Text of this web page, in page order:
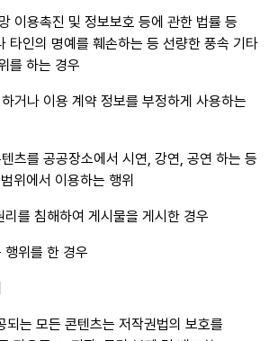
이용촉진 및 정보보호 등에 관한 법률 등
타인의 명예를 훼손하는 등 선량한 풍속 기타
를 하는 경우
거나 이용 계약 정보를 부정하게 사용하는
츠를 공공장소에서 시연, 강연, 공연 하는 등
위에서 이용하는 행위
를 침해하여 게시물을 게시한 경우
위를 한 경우
는 모든 콘텐츠는 저작권법의 보호를